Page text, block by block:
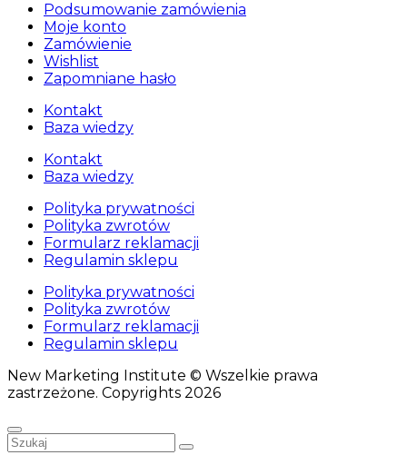
Podsumowanie zamówienia
Moje konto
Zamówienie
Wishlist
Zapomniane hasło
Kontakt
Baza wiedzy
Kontakt
Baza wiedzy
Polityka prywatności
Polityka zwrotów
Formularz reklamacji
Regulamin sklepu
Polityka prywatności
Polityka zwrotów
Formularz reklamacji
Regulamin sklepu
New Marketing Institute © Wszelkie prawa
zastrzeżone. Copyrights 2026